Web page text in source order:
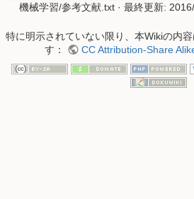
機械学習/参考文献.txt · 最終更新:
特に明示されていない限り、本Wikiの内
す：
CC Attribution-Share